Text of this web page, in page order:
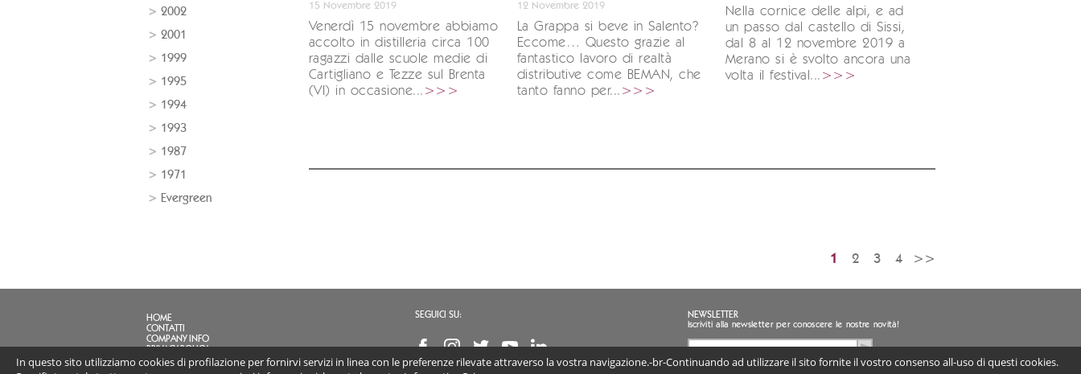
2002
2001
1999
1995
1994
1993
1987
1971
Evergreen
15 Novembre 2019
Venerdì 15 novembre abbiamo
accolto in distilleria circa 100
ragazzi dalle scuole medie di
Cartigliano e Tezze sul Brenta
(VI) in occasione... >>>
12 Novembre 2019
La Grappa si beve in Salento?
Eccome… Questo grazie al
fantastico lavoro di realtà
distributive come BEMAN, che
tanto fanno per... >>>
Nella cornice delle alpi, e ad
un passo dal castello di Sissi,
dal 8 al 12 novembre 2019 a
Merano si è svolto ancora una
volta il festival... >>>
1 2 3 4 >>
HOME
CONTATTI
COMPANY INFO
PRIVACY POLICY
FAQ
SEGUICI SU: NEWSLETTER
Iscriviti alla newsletter per conoscere le nostre novità!
Acconsento al trattamento dei miei dati personali
In questo sito utilizziamo cookies di profilazione per fornirvi servizi in linea con le preferenze rilevate attraverso la vostra navigazione.-br-Continuando ad utilizzare il sito fornite il vostro consenso all-uso di questi cookies.